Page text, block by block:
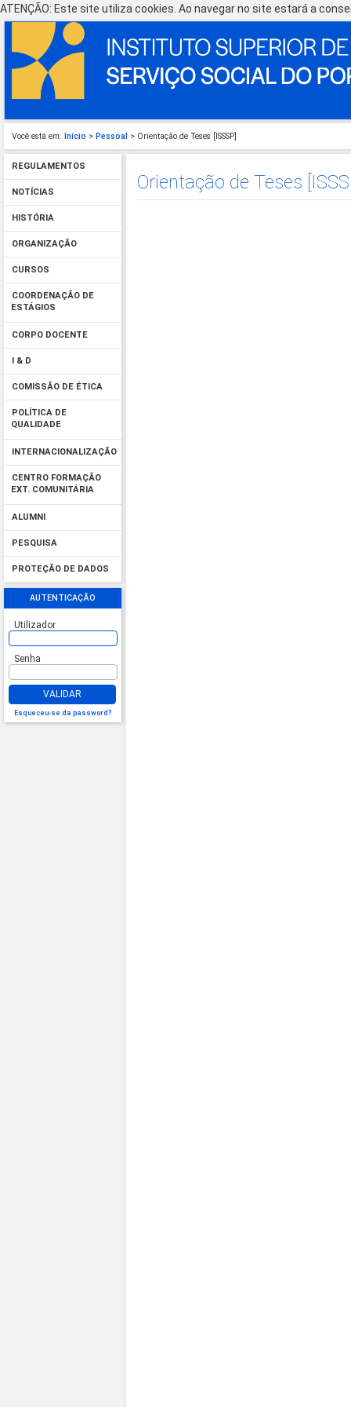
ATENÇÃO: Este site utiliza cookies. Ao navegar no site estará a
Você está em: Início > Pessoal > Orientação de Teses [ISSSP]
REGULAMENTOS
NOTÍCIAS
HISTÓRIA
ORGANIZAÇÃO
CURSOS
COORDENAÇÃO DE
ESTÁGIOS
CORPO DOCENTE
I & D
COMISSÃO DE ÉTICA
POLÍTICA DE
QUALIDADE
INTERNACIONALIZAÇÃO
CENTRO FORMAÇÃO
EXT. COMUNITÁRIA
ALUMNI
PESQUISA
PROTEÇÃO DE DADOS
AUTENTICAÇÃO
Utilizador
Senha
VALIDAR
Esqueceu-se da password?
Orientação de Teses